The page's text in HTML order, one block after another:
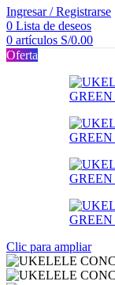
Ingresar / Registrarse
0 Lista de deseos
0 artículos S/0.00
Oferta
Clic para ampliar